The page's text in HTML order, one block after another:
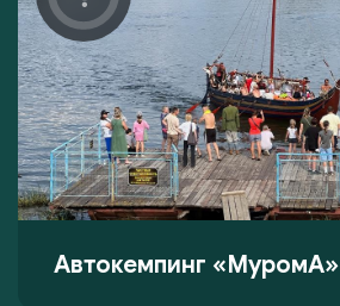
Автокемпинг «МуромА»